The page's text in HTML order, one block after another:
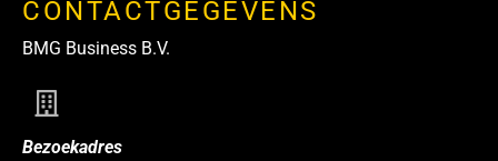
CONTACTGEGEVENS
BMG Business B.V.
Bezoekadres